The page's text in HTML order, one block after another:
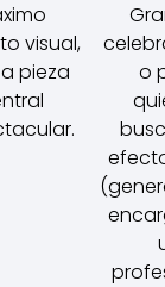
visual,
pieza
o